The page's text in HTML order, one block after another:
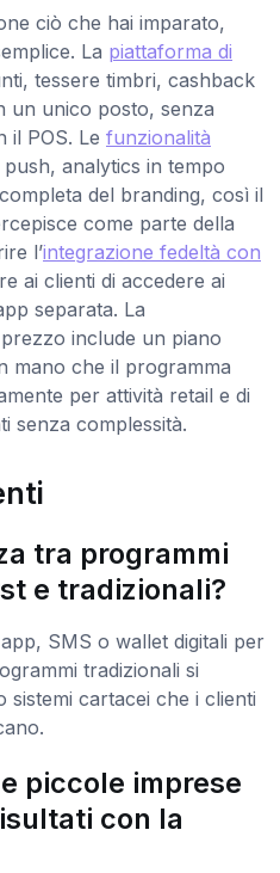
ciò che hai imparato,
La piattaforma di
tessere timbri, cashback
un unico posto, senza
il POS. Le funzionalità
analytics in tempo
del branding, così il
come parte della
l’integrazione fedeltà con
ai clienti di accedere ai
separata. La
include un piano
mano che il programma
per attività retail e di
senza complessità.
tra programmi
e tradizionali?
SMS o wallet digitali per
tradizionali si
sistemi cartacei che i clienti
piccole imprese
con la